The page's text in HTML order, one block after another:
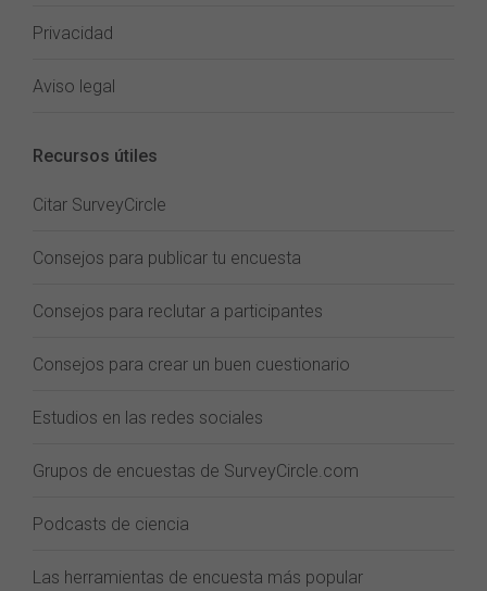
Privacidad
Aviso legal
Recursos útiles
Citar SurveyCircle
Consejos para publicar tu encuesta
Consejos para reclutar a participantes
Consejos para crear un buen cuestionario
Estudios en las redes sociales
Grupos de encuestas de SurveyCircle.com
Podcasts de ciencia
Las herramientas de encuesta más popular